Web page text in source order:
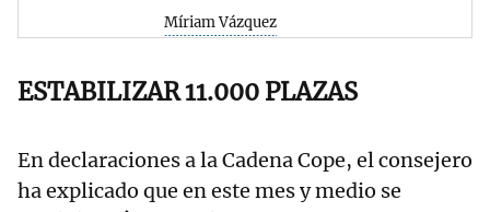
Míriam Vázquez
ESTABILIZAR 11.000 PLAZAS
En declaraciones a la Cadena Cope, el consejero
ha explicado que en este mes y medio se